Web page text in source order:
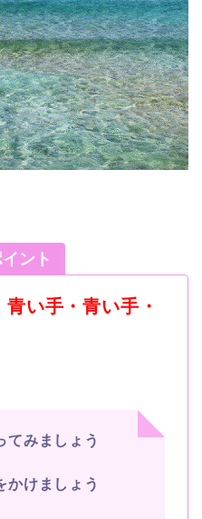
ント
青い手・青い手・
てみましょう
かけましょう